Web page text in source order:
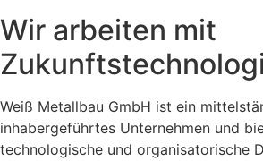
Wir arbeiten mit
Weiß Metallbau GmbH ist ein
inhabergeführtes Unternehmen und
technologische und organisatorische